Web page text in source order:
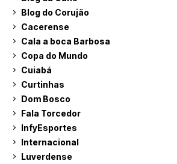
Blog do Corujão
Cacerense
Cala a boca Barbosa
Copa do Mundo
Cuiabá
Curtinhas
Dom Bosco
Fala Torcedor
InfyEsportes
Internacional
Luverdense